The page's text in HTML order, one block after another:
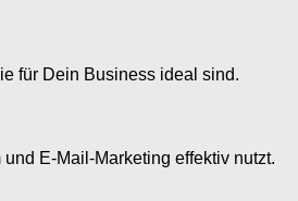
für Dein Business ideal sind.
E-Mail-Marketing effektiv nutzt.